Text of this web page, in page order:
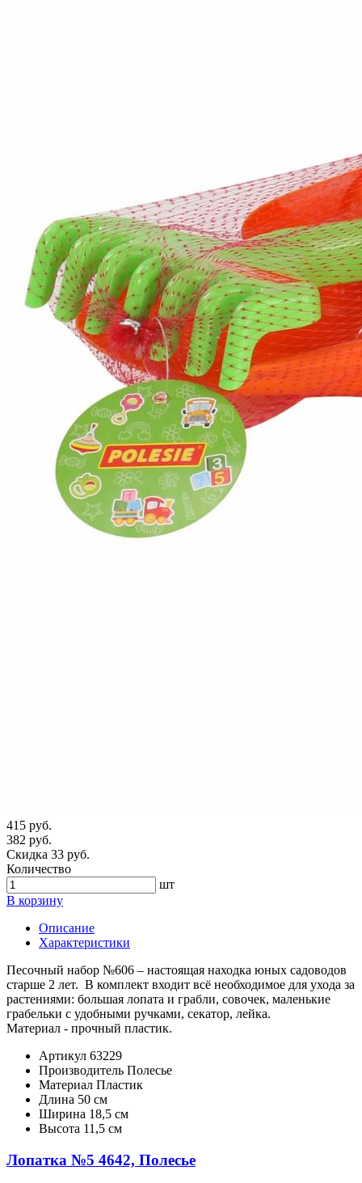
415 руб.
382 руб.
Скидка 33 руб.
Количество
шт
В корзину
Описание
Характеристики
Песочный набор №606 – настоящая находка юных садоводов
старше 2 лет. В комплект входит всё необходимое для ухода за
растениями: большая лопата и грабли, совочек, маленькие
грабельки с удобными ручками, секатор, лейка.
Материал - прочный пластик.
Артикул 63229
Производитель Полесье
Материал Пластик
Длина 50 см
Ширина 18,5 см
Высота 11,5 см
Лопатка №5 4642, Полесье